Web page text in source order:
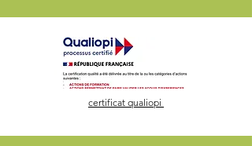
certificat qualiopi